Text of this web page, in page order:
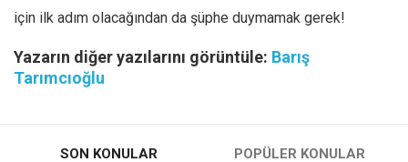
için ilk adım olacağından da şüphe duymamak gerek!
Yazarın diğer yazılarını görüntüle: Barış
Tarımcıoğlu
SON KONULAR POPÜLER KONULAR